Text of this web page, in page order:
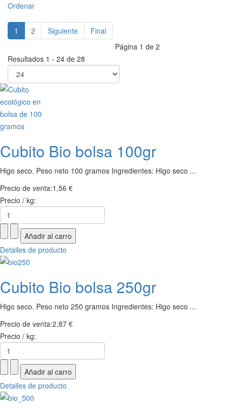
Ordenar
1 2 Siguiente
Final
Página 1 de 2
Resultados 1 - 24 de 28
Cubito Bio bolsa 100gr
Higo seco. Peso neto 100 gramos Ingredientes: Higo seco ...
Precio de venta:1,56 €
Precio / kg:
Detalles de producto
Cubito Bio bolsa 250gr
Higo seco. Peso neto 250 gramos Ingredientes: Higo seco ...
Precio de venta:2,87 €
Precio / kg:
Detalles de producto